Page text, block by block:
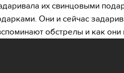
их свинцовыми
Они и сейчас
обстрелы и как